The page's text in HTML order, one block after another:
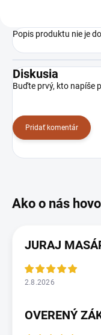
Popis produktu nie je
Diskusia
Buďte prvý, kto napíše
Pridať komentár
JURAJ
2.8.2026
OVERENÝ